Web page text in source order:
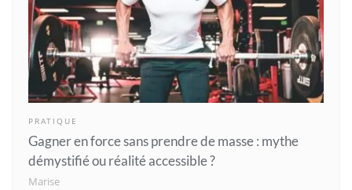
PRATIQUE
Gagner en force sans prendre de masse : mythe
démystifié ou réalité accessible ?
Marise